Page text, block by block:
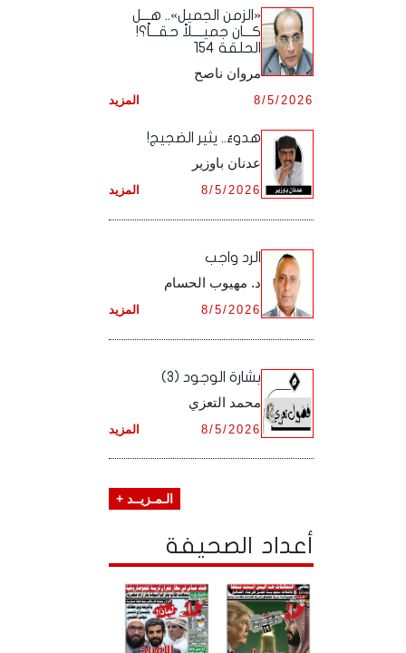
أرشيف شهر نـوفـمـبـر ,
أرشيف شهر ديـسـمـبـر ,
أرشيف شهر أكـتـوبـر ,
أرشيف شهر نـوفـمـبـر ,
أرشيف شهر ديـسـمـبـر ,
أرشيف شهر سـبـتـمـبـر ,
أرشيف شهر أكـتـوبـر ,
أرشيف شهر نـوفـمـبـر ,
أرشيف شهر ديـسـمـبـر ,
«الزمن الجميل».. هـــل
كـــان جميــــلاً حقـــاً؟!
الحلقة 154
مروان ناصح
المزيد 8/5/2026
هدوءٌ.. يثير الضجيج!
عدنان باوزير
المزيد 8/5/2026
الرد واجب
د. مهيوب الحسام
المزيد 8/5/2026
بشارة الوجود (3)
محمد التعزي
المزيد 8/5/2026
الـمـزيــد +
أعداد الصحيفة